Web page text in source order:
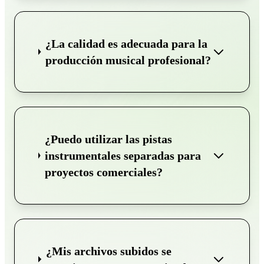
¿La calidad es adecuada para la
producción musical profesional?
¿Puedo utilizar las pistas
instrumentales separadas para
proyectos comerciales?
¿Mis archivos subidos se